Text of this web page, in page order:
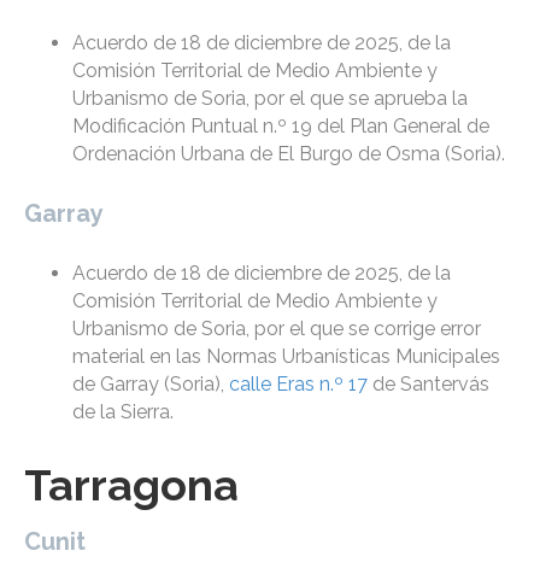
Acuerdo de 18 de diciembre de 2025, de la
Comisión Territorial de Medio Ambiente y
Urbanismo de Soria, por el que se aprueba la
Modificación Puntual n.º 19 del Plan General de
Ordenación Urbana de El Burgo de Osma (Soria).
Garray
Acuerdo de 18 de diciembre de 2025, de la
Comisión Territorial de Medio Ambiente y
Urbanismo de Soria, por el que se corrige error
material en las Normas Urbanísticas Municipales
de Garray (Soria), calle Eras n.º 17 de Santervás
de la Sierra.
Tarragona
Cunit